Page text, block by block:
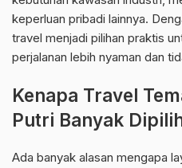
keperluan pribadi lainnya.
travel menjadi pilihan praktis
perjalanan lebih nyaman dan
Kenapa Travel
Putri Banyak
Ada banyak alasan mengapa